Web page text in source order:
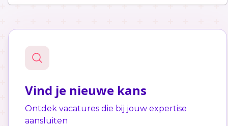
Vind je nieuwe kans
Ontdek vacatures die bij jouw expertise
aansluiten